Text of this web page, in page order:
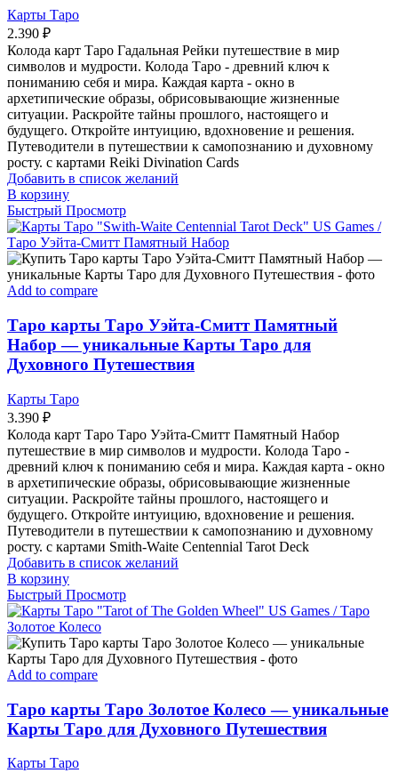
Карты Таро
2.390 ₽
Колода карт Таро Гадальная Рейки путешествие в мир
символов и мудрости. Колода Таро - древний ключ к
пониманию себя и мира. Каждая карта - окно в
архетипические образы, обрисовывающие жизненные
ситуации. Раскройте тайны прошлого, настоящего и
будущего. Откройте интуицию, вдохновение и решения.
Путеводители в путешествии к самопознанию и духовному
росту. с картами Reiki Divination Cards
Добавить в список желаний
В корзину
Быстрый Просмотр
Add to compare
Таро карты Таро Уэйта-Смитт Памятный
Набор — уникальные Карты Таро для
Духовного Путешествия
Карты Таро
3.390 ₽
Колода карт Таро Таро Уэйта-Смитт Памятный Набор
путешествие в мир символов и мудрости. Колода Таро -
древний ключ к пониманию себя и мира. Каждая карта - окно
в архетипические образы, обрисовывающие жизненные
ситуации. Раскройте тайны прошлого, настоящего и
будущего. Откройте интуицию, вдохновение и решения.
Путеводители в путешествии к самопознанию и духовному
росту. с картами Smith-Waite Centennial Tarot Deck
Добавить в список желаний
В корзину
Быстрый Просмотр
Add to compare
Таро карты Таро Золотое Колесо — уникальные
Карты Таро для Духовного Путешествия
Карты Таро